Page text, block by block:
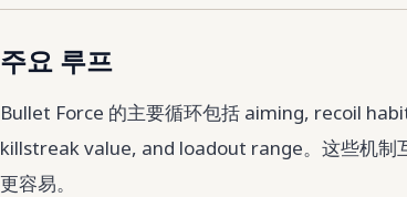
주요 루프
Bullet Force 的主要循环包括 aiming, recoil
killstreak value, and loadout range。这些机制
更容易。